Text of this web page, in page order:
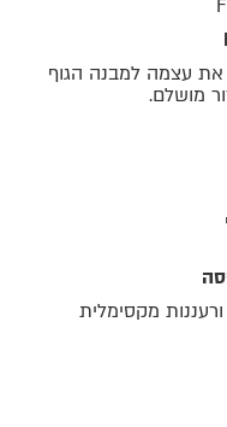
עצמה למבנה הגוף
מושלם.
ורעננות מקסימלית